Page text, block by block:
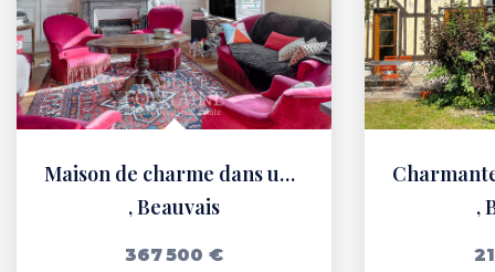
Maison de charme dans un quartier recherché de Beauvais
,Beauvais
367 500 €
,